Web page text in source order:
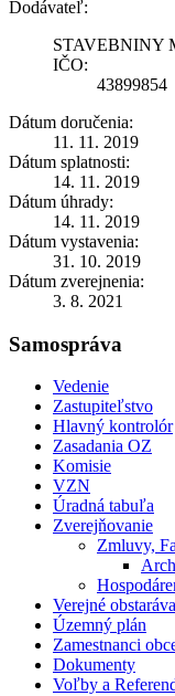
Dodávateľ:
STAVEBNINY
IČO:
43899854
Dátum doručenia:
11. 11. 2019
Dátum splatnosti:
14. 11. 2019
Dátum úhrady:
14. 11. 2019
Dátum vystavenia:
31. 10. 2019
Dátum zverejnenia:
3. 8. 2021
Samospráva
Vedenie
Zastupiteľstvo
Hlavný kontrolór
Zasadania OZ
Komisie
VZN
Úradná tabuľa
Zverejňovanie
Zmluvy,
Verejné
Územný plán
Zamestnanci
Dokumenty
Voľby a